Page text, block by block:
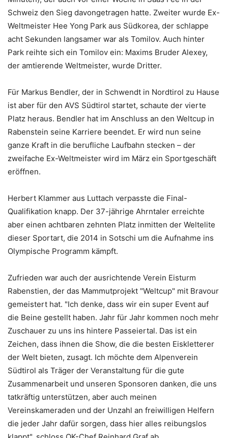
Schweiz den Sieg davongetragen hatte. Zweiter wurde Ex-
Weltmeister Hee Yong Park aus Südkorea, der schlappe
acht Sekunden langsamer war als Tomilov. Auch hinter
Park reihte sich ein Tomilov ein: Maxims Bruder Alexey,
der amtierende Weltmeister, wurde Dritter.
Für Markus Bendler, der in Schwendt in Nordtirol zu Hause
ist aber für den AVS Südtirol startet, schaute der vierte
Platz heraus. Bendler hat im Anschluss an den Weltcup in
Rabenstein seine Karriere beendet. Er wird nun seine
ganze Kraft in die berufliche Laufbahn stecken – der
zweifache Ex-Weltmeister wird im März ein Sportgeschäft
eröffnen.
Herbert Klammer aus Luttach verpasste die Final-
Qualifikation knapp. Der 37-jährige Ahrntaler erreichte
aber einen achtbaren zehnten Platz inmitten der Weltelite
dieser Sportart, die 2014 in Sotschi um die Aufnahme ins
Olympische Programm kämpft.
Zufrieden war auch der ausrichtende Verein Eisturm
Rabenstien, der das Mammutprojekt "Weltcup" mit Bravour
gemeistert hat. "Ich denke, dass wir ein super Event auf
die Beine gestellt haben. Jahr für Jahr kommen noch mehr
Zuschauer zu uns ins hintere Passeiertal. Das ist ein
Zeichen, dass ihnen die Show, die die besten Eiskletterer
der Welt bieten, zusagt. Ich möchte dem Alpenverein
Südtirol als Träger der Veranstaltung für die gute
Zusammenarbeit und unseren Sponsoren danken, die uns
tatkräftig unterstützen, aber auch meinen
Vereinskameraden und der Unzahl an freiwilligen Helfern
die jeder Jahr dafür sorgen, dass hier alles reibungslos